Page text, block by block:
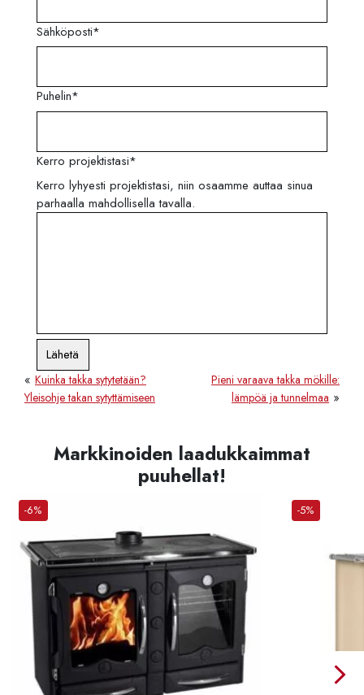
Sähköposti*
Puhelin*
Kerro projektistasi*
Kerro lyhyesti projektistasi, niin osaamme auttaa sinua
parhaalla mahdollisella tavalla.
Lähetä
« Kuinka takka sytytetään?
Yleisohje takan sytyttämiseen
Pieni varaava takka mökille:
lämpöä ja tunnelmaa »
Markkinoiden laadukkaimmat
puuhellat!
-6% -5%